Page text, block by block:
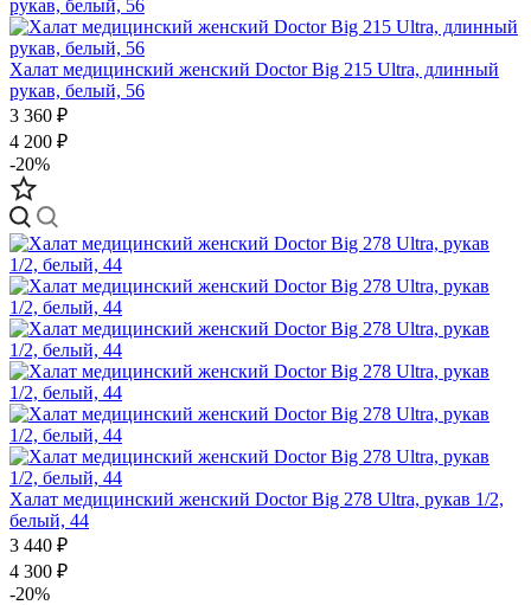
Халат медицинский женский Doctor Big 215 Ultra, длинный
рукав, белый, 56
3 360 ₽
4 200 ₽
-20%
Халат медицинский женский Doctor Big 278 Ultra, рукав 1/2,
белый, 44
3 440 ₽
4 300 ₽
-20%